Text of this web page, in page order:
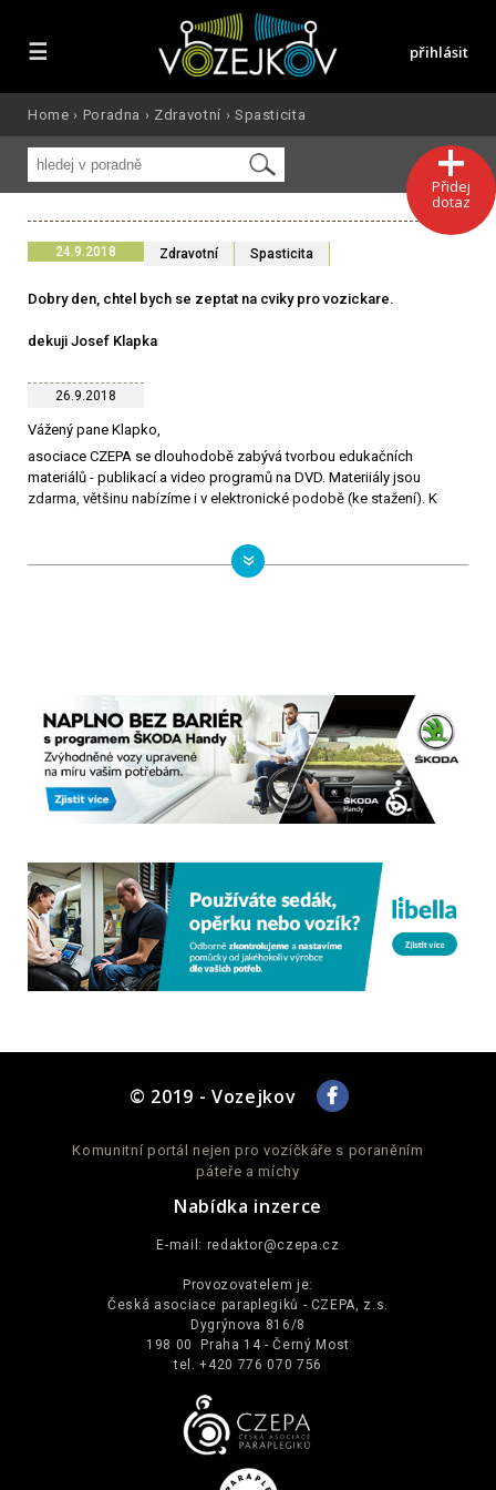
☰ přihlásit
Přidej
dotaz
Home › Poradna › Zdravotní › Spasticita
24.9.2018 Zdravotní Spasticita
Dobry den, chtel bych se zeptat na cviky pro vozickare.
dekuji Josef Klapka
26.9.2018
Vážený pane Klapko,
asociace CZEPA se dlouhodobě zabývá tvorbou edukačních
materiálů - publikací a video programů na DVD. Materiiály jsou
zdarma, většinu nabízíme i v elektronické podobě (ke stažení). K
om/channels/czepatv/57762555
- Rehabilitační pomůcky v domácnosti paraplegika II. -
https://vimeo.
com/channels/czepatv/114758135
- Asistující osoba v roli cvičitele -https://vimeo.com/channels/czepa
tv/34546765
- cvičení ve vodě Aquaterapie I. -
https://vimeo.com/channels/czepat
- cvičení ve vodě Aquaterapie II. - (pouze na DVD)
2) PUBLIKACE
- Cvičení na doma - tetraplegie (publikace s bohatou
fotodokumentací jednotlivých cviků) - ke stažení zde:
epa.cz/cinnost/publikace-a-dvd/publikace/
požádat o péči a zácvik pro vlastní rehabilitaci a udržení kondice.
Hana Sixtová, sociální pracovnice CZEPA
© 2019 - Vozejkov
Komunitní portál nejen pro vozíčkáře s poraněním
páteře a míchy
Nabídka inzerce
E-mail: redaktor@czepa.cz
Provozovatelem je:
Česká asociace paraplegiků - CZEPA, z.s.
Dygrýnova 816/8
198 00 Praha 14 - Černý Most
tel. +420 776 070 756